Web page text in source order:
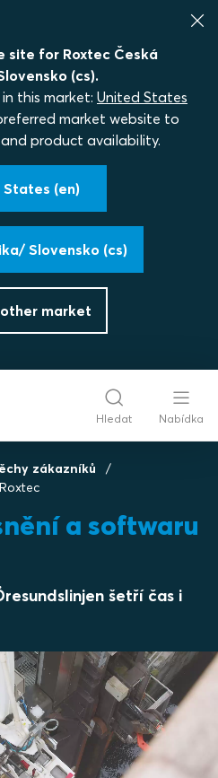
site for Roxtec Česká
(cs).
this market: United States
market website to
product availability.
States (en)
Slovensko (cs)
market
Hledat Nabídka
zákazníků
a softwaru
šetří čas i